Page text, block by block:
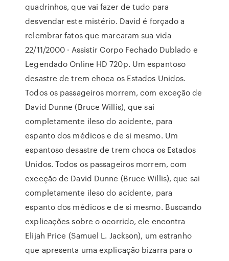
quadrinhos, que vai fazer de tudo para
desvendar este mistério. David é forçado a
relembrar fatos que marcaram sua vida
22/11/2000 · Assistir Corpo Fechado Dublado e
Legendado Online HD 720p. Um espantoso
desastre de trem choca os Estados Unidos.
Todos os passageiros morrem, com exceção de
David Dunne (Bruce Willis), que sai
completamente ileso do acidente, para
espanto dos médicos e de si mesmo. Um
espantoso desastre de trem choca os Estados
Unidos. Todos os passageiros morrem, com
exceção de David Dunne (Bruce Willis), que sai
completamente ileso do acidente, para
espanto dos médicos e de si mesmo. Buscando
explicações sobre o ocorrido, ele encontra
Elijah Price (Samuel L. Jackson), um estranho
que apresenta uma explicação bizarra para o